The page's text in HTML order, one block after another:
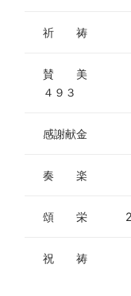
祈 祷
賛 美
４９３
感謝献金
奏 楽
頌 栄
祝 祷